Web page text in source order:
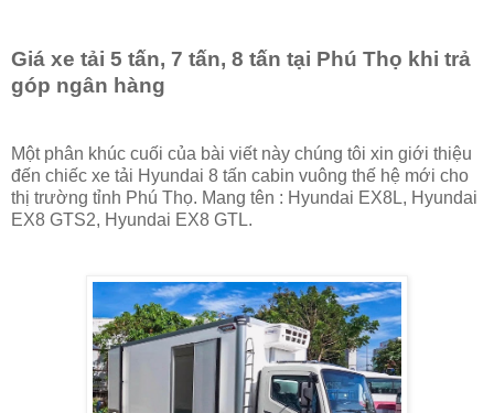
Giá xe tải 5 tấn, 7 tấn, 8 tấn tại Phú Thọ khi trả
góp ngân hàng
Một phân khúc cuối của bài viết này chúng tôi xin giới thiệu
đến chiếc xe tải Hyundai 8 tấn cabin vuông thế hệ mới cho
thị trường tỉnh Phú Thọ. Mang tên : Hyundai EX8L, Hyundai
EX8 GTS2, Hyundai EX8 GTL.